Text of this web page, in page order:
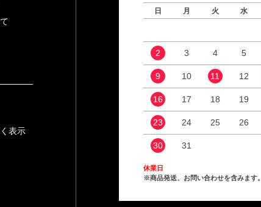
表示
日 月 火 水
2 3 4 5
9 10 11 12
16 17 18 19
23 24 25 26
30 31
休業日
※商品発送、お問い合わせを含みます。